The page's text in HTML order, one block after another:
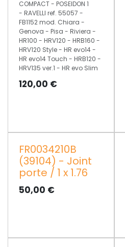
COMPACT - POSEIDON 1
- RAVELLI ref. 55057 -
FB1152 mod. Chiara -
Genova - Pisa - Riviera -
HR100 - HRV120 - HRB160 -
HRV120 Style - HR evo14 -
HR evo14 Touch - HRB120 -
HRV135 ver.1 - HR evo Slim
120,00 €
FR0034210B
(39104) - Joint
porte / 1 x 1.76
50,00 €